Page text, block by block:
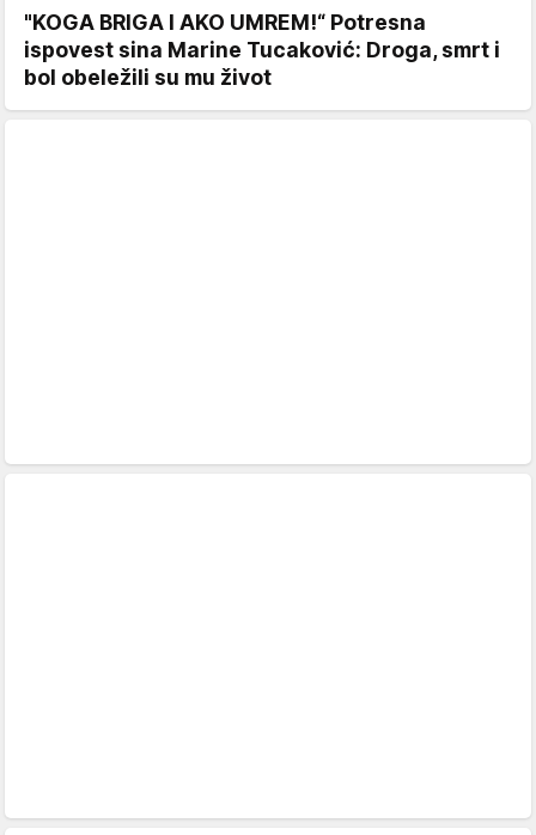
"KOGA BRIGA I AKO UMREM!“ Potresna
ispovest sina Marine Tucaković: Droga, smrt i
bol obeležili su mu život